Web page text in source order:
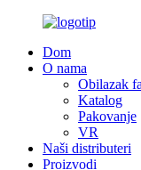
Dom
O nama
Obilazak
Katalog
Pakovanje
VR
Naši distributeri
Proizvodi